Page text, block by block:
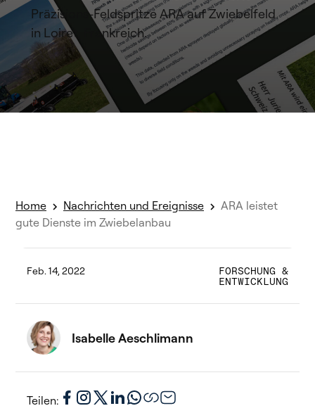
Präzisions-Feldspritze ARA auf Zwiebelfeld
in Loiret, Frankreich.
Home Nachrichten und Ereignisse
ARA leistet
gute Dienste im Zwiebelanbau
Feb. 14, 2022
FORSCHUNG &
ENTWICKLUNG
Isabelle Aeschlimann
Teilen: